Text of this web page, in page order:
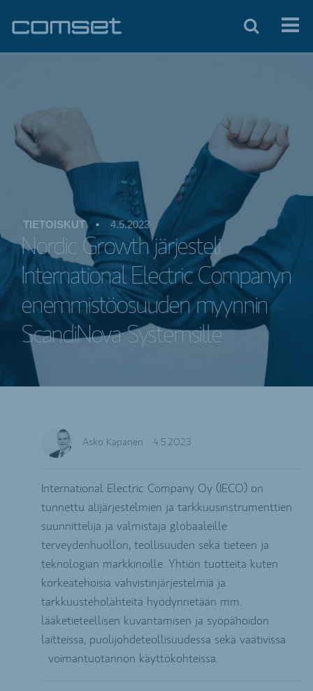
TIETOISKUT • 4.5.2023
Nordic Growth järjesteli
International Electric Companyn
enemmistöosuuden myynnin
ScandiNova Systemsille
Asko Kapanen 4.5.2023
International Electric Company Oy (IECO) on
tunnettu alijärjestelmien ja tarkkuusinstrumenttien
suunnittelija ja valmistaja globaaleille
terveydenhuollon, teollisuuden sekä tieteen ja
teknologian markkinoille. Yhtiön tuotteita kuten
korkeatehoisia vahvistinjärjestelmiä ja
tarkkuusteholähteitä hyödynnetään mm.
lääketieteellisen kuvantamisen ja syöpähoidon
laitteissa, puolijohdeteollisuudessa sekä vaativissa
voimantuotannon käyttökohteissa.